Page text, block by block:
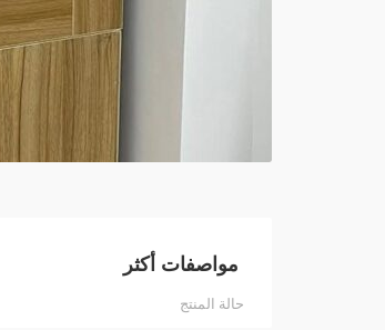
مواصفات أكثر
حالة المنتج